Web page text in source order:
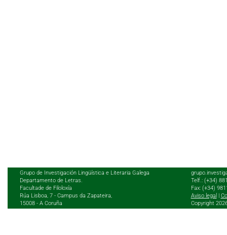
Grupo de Investigación Lingüística e Literaria Galega
Departamento de Letras.
Facultade de Filoloxía
Rúa Lisboa, 7 - Campus da Zapateira,
15008 - A Coruña
Telf.: (+34)
Fax: (+34)
Aviso legal
Copyright